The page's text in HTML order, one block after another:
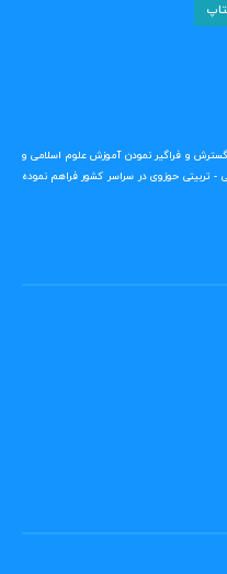
گسترش و فراگیر نمودن آموزش علوم اسلامی و
تربیتی حوزوی در سراسر کشور فراهم نموده